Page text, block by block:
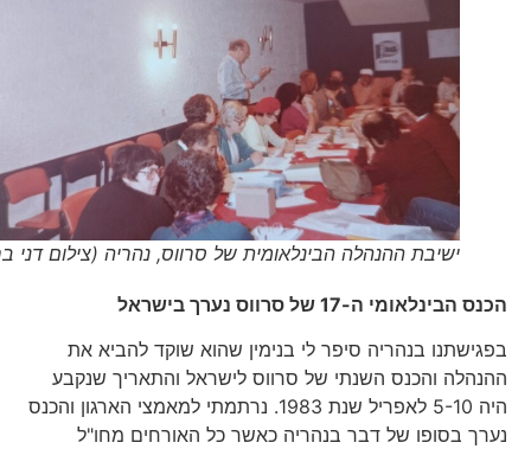
ישיבת ההנהלה הבינלאומית של סרווס, נהריה (צילום דני בר)
הכנס הבינלאומי ה-17 של סרווס נערך בישראל
בפגישתנו בנהריה סיפר לי בנימין שהוא שוקד להביא את
ההנהלה והכנס השנתי של סרווס לישראל והתאריך שנקבע
היה 5-10 לאפריל שנת 1983. נרתמתי למאמצי הארגון והכנס
נערך בסופו של דבר בנהריה כאשר כל האורחים מחו"ל